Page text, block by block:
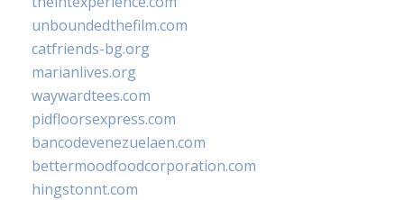
unboundedthefilm.com
catfriends-bg.org
marianlives.org
waywardtees.com
pidfloorsexpress.com
bancodevenezuelaen.com
bettermoodfoodcorporation.com
hingstonnt.com